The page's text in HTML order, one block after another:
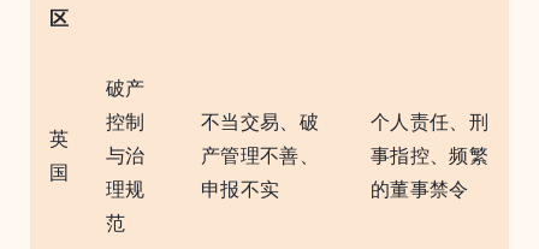
区
英
国
破产
控制
与治
理规
范
不当交易、破
产管理不善、
申报不实
个人责任、刑
事指控、频繁
的董事禁令